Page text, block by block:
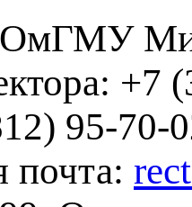
+7
95-70-
почта: